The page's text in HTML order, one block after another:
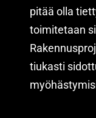
pitää olla
toimitetaan
tiukasti